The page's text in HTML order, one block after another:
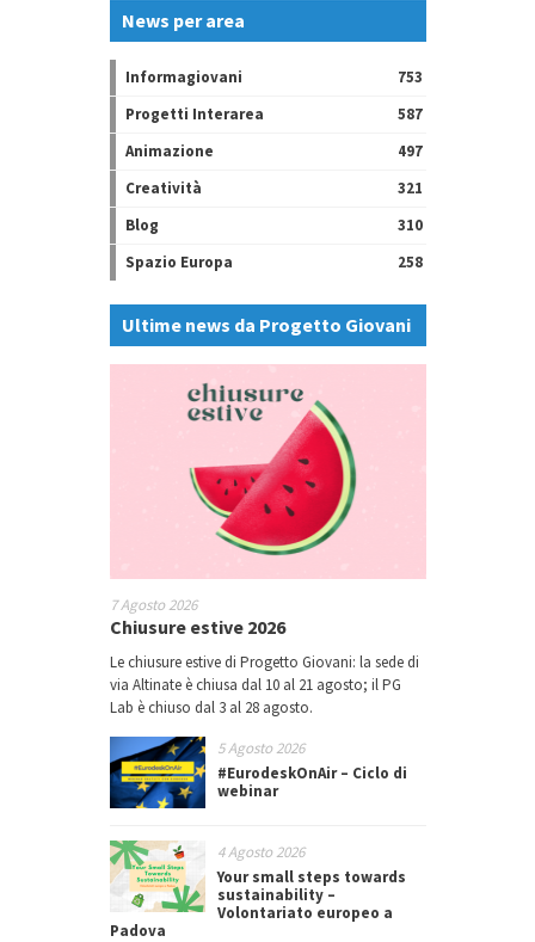
News per area
Informagiovani
753
Progetti Interarea
587
Animazione
497
Creatività
321
Blog
310
Spazio Europa
258
Ultime news da Progetto Giovani
7 Agosto 2026
Chiusure estive 2026
Le chiusure estive di Progetto Giovani: la sede di
via Altinate è chiusa dal 10 al 21 agosto; il PG
Lab è chiuso dal 3 al 28 agosto.
5 Agosto 2026
#EurodeskOnAir – Ciclo di
webinar
4 Agosto 2026
Your small steps towards
sustainability –
Volontariato europeo a
Padova